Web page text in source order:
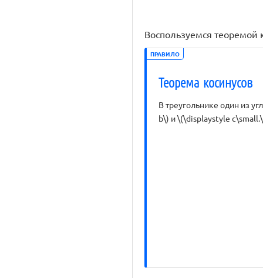
Воспользуемся теоремой
ПРАВИЛО
Теорема косинусов
В треугольнике один из
b\) и \(\displaystyle